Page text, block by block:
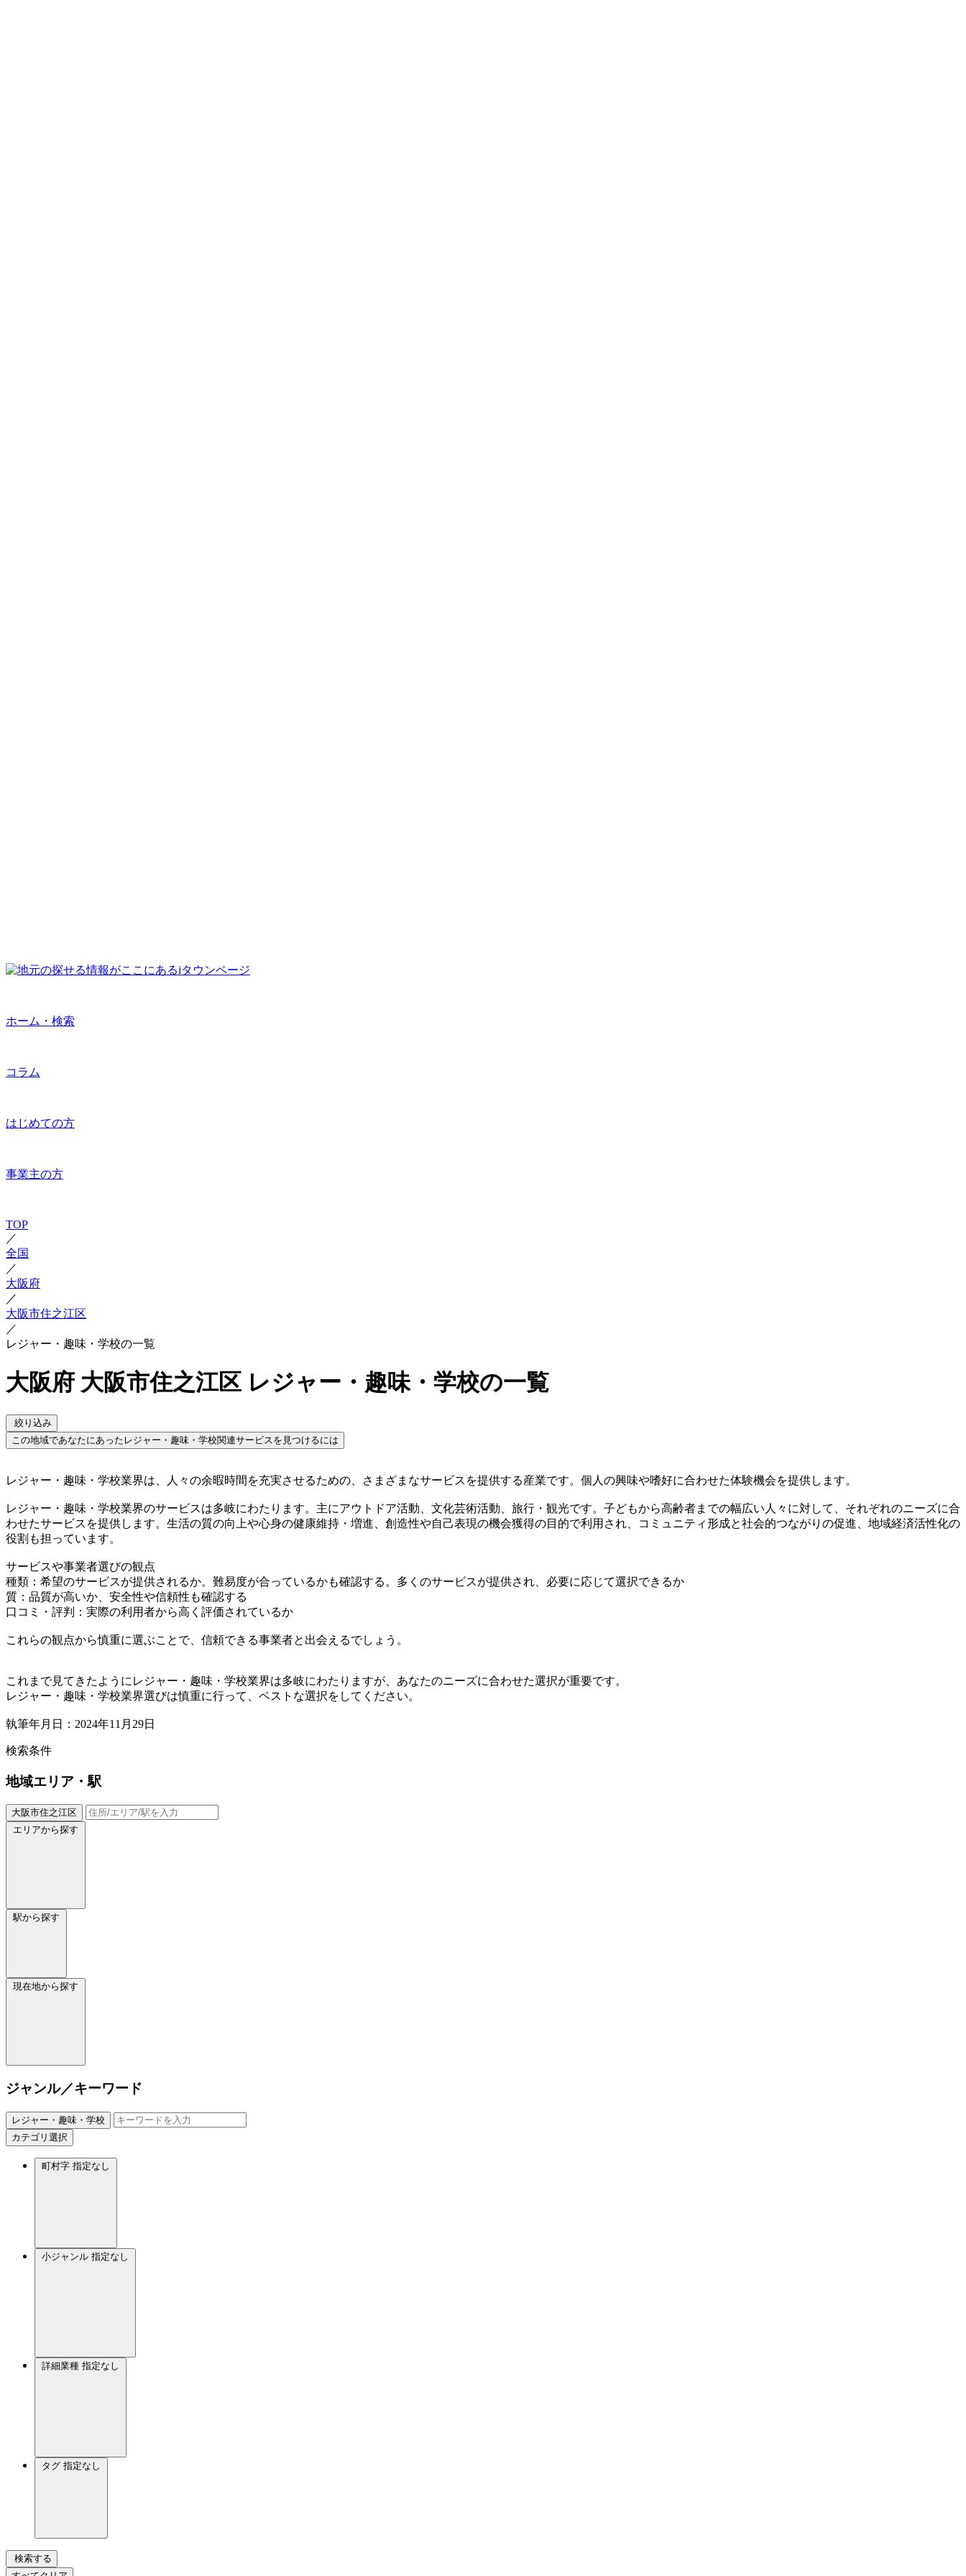
ホーム・検索
コラム
はじめての方
事業主の方
TOP
／
全国
／
大阪府
／
大阪市住之江区
／
レジャー・趣味・学校の一覧
大阪府 大阪市住之江区 レジャー・趣味・学校の一覧
絞り込み
この地域であなたにあったレジャー・趣味・学校関連サービスを見つけるには
レジャー・趣味・学校業界は、人々の余暇時間を充実させるための、さまざまなサービスを提供する産業です。個人の興味や嗜好に合わせた体験機会を提供します。
レジャー・趣味・学校業界のサービスは多岐にわたります。主にアウトドア活動、文化芸術活動、旅行・観光です。子どもから高齢者までの幅広い人々に対して、それぞれのニーズに合
わせたサービスを提供します。生活の質の向上や心身の健康維持・増進、創造性や自己表現の機会獲得の目的で利用され、コミュニティ形成と社会的つながりの促進、地域経済活性化の
役割も担っています。
サービスや事業者選びの観点
種類：希望のサービスが提供されるか。難易度が合っているかも確認する。多くのサービスが提供され、必要に応じて選択できるか
質：品質が高いか、安全性や信頼性も確認する
口コミ・評判：実際の利用者から高く評価されているか
これらの観点から慎重に選ぶことで、信頼できる事業者と出会えるでしょう。
これまで見てきたようにレジャー・趣味・学校業界は多岐にわたりますが、あなたのニーズに合わせた選択が重要です。
レジャー・趣味・学校業界選びは慎重に行って、ベストな選択をしてください。
執筆年月日：2024年11月29日
検索条件
地域エリア・駅
大阪市住之江区
エリアから探す
駅から探す
現在地から探す
ジャンル／キーワード
レジャー・趣味・学校
カテゴリ選択
町村字 指定なし
小ジャンル 指定なし
詳細業種 指定なし
タグ 指定なし
検索する